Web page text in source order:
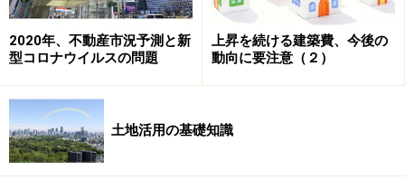
上、2台分のバイク用コインパーキングを併設。収益性
がぐっとアップしました。
その2：そこには何かが置けそうだ
2020年、不動産市況予測と新
型コロナウイルスの問題
上昇を続ける建築費、今後の
動向に要注意（２）
土地活用の基礎知識